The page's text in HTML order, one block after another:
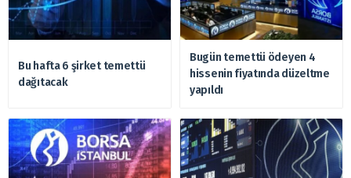
Bu hafta 6 şirket temettü
dağıtacak
Bugün temettü ödeyen 4
hissenin fiyatında düzeltme
yapıldı